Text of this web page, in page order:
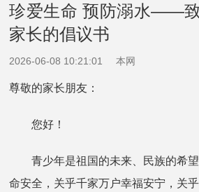
珍爱生命 预防溺水——
家长的倡议书
2026-06-08 10:21:01 本网
尊敬的家长朋友：
您好！
青少年是祖国的未来、民族的希望
命安全，关乎千家万户幸福安宁，关